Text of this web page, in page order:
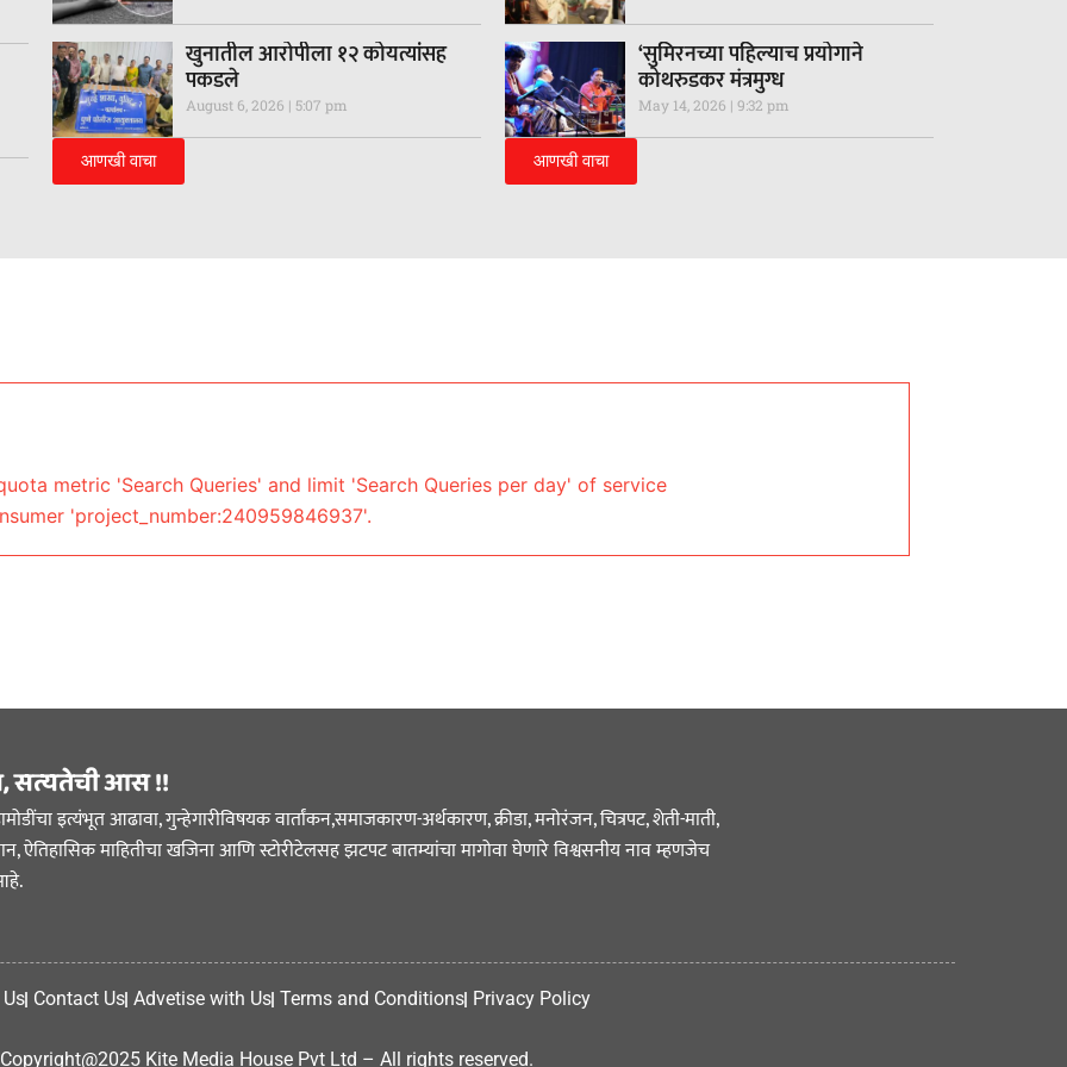
खुनातील आरोपीला १२ कोयत्यांसह
पकडले
August 6, 2026 5:07 pm
आणखी वाचा
‘सुमिरनच्या पहिल्याच प्रयोगाने
कोथरुडकर मंत्रमुग्ध
May 14, 2026 9:32 pm
आणखी वाचा
metric 'Search Queries' and limit 'Search Queries per day' of service
'project_number:240959846937'.
सत्यतेची आस !!
इत्यंभूत आढावा, गुन्हेगारीविषयक वार्तांकन,समाजकारण-अर्थकारण, क्रीडा, मनोरंजन, चित्रपट, शेती-माती,
ऐतिहासिक माहितीचा खजिना आणि स्टोरीटेलसह झटपट बातम्यांचा मागोवा घेणारे विश्वसनीय नाव म्हणजेच
Contact Us Advetise with Us Terms and Conditions Privacy Policy
Copyright@2025 Kite Media House Pvt Ltd – All rights reserved.